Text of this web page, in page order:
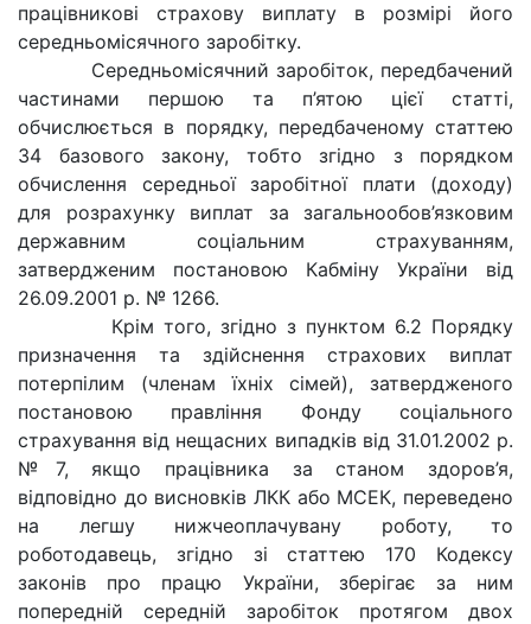
працівникові страхову виплату в розмірі його
середньомісячного заробітку.
Середньомісячний заробіток, передбачений
частинами першою та п’ятою цієї статті,
обчислюється в порядку, передбаченому статтею
34 базового закону, тобто згідно з порядком
обчислення середньої заробітної плати (доходу)
для розрахунку виплат за загальнообов’язковим
державним соціальним страхуванням,
затвердженим постановою Кабміну України від
26.09.2001 р. № 1266.
Крім того, згідно з пунктом 6.2 Порядку
призначення та здійснення страхових виплат
потерпілим (членам їхніх сімей), затвердженого
постановою правління Фонду соціального
страхування від нещасних випадків від 31.01.2002 р.
№7, якщо працівника за станом здоров’я,
відповідно до висновків ЛКК або МСЕК, переведено
на легшу нижчеоплачувану роботу, то
роботодавець, згідно зі статтею 170 Кодексу
законів про працю України, зберігає за ним
попередній середній заробіток протягом двох